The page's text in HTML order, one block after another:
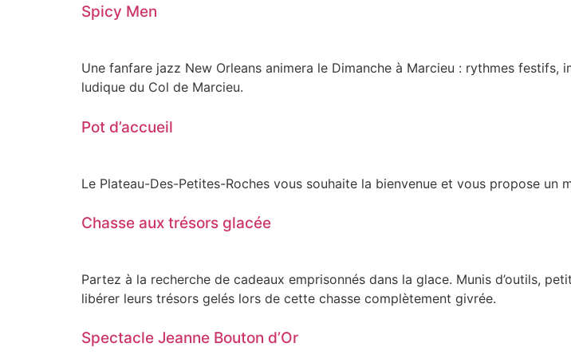
Spicy Men
Une fanfare jazz New Orleans animera le Dimanche à Marcieu : rythmes
ludique du Col de Marcieu.
Pot d’accueil
Le Plateau-Des-Petites-Roches vous souhaite la bienvenue et vous propose un
Chasse aux trésors glacée
Partez à la recherche de cadeaux emprisonnés dans la glace. Munis d’outils,
libérer leurs trésors gelés lors de cette chasse complètement givrée.
Spectacle Jeanne Bouton d’Or